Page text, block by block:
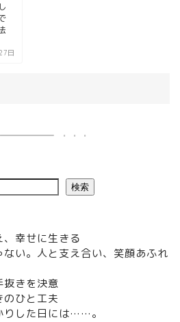
日
検索
幸せに生きる
い。人と支え合い、笑顔あふれ
きを決意
ひと工夫
りした日には……。